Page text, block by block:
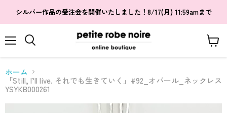
シルバー作品の受注会を開催いたしました！8/17(月) 11:59amまで
ー
る
見
ホーム
「Still, I’ll live. それでも生きていく」#92_オパール_ネックレス
YSYKB000261